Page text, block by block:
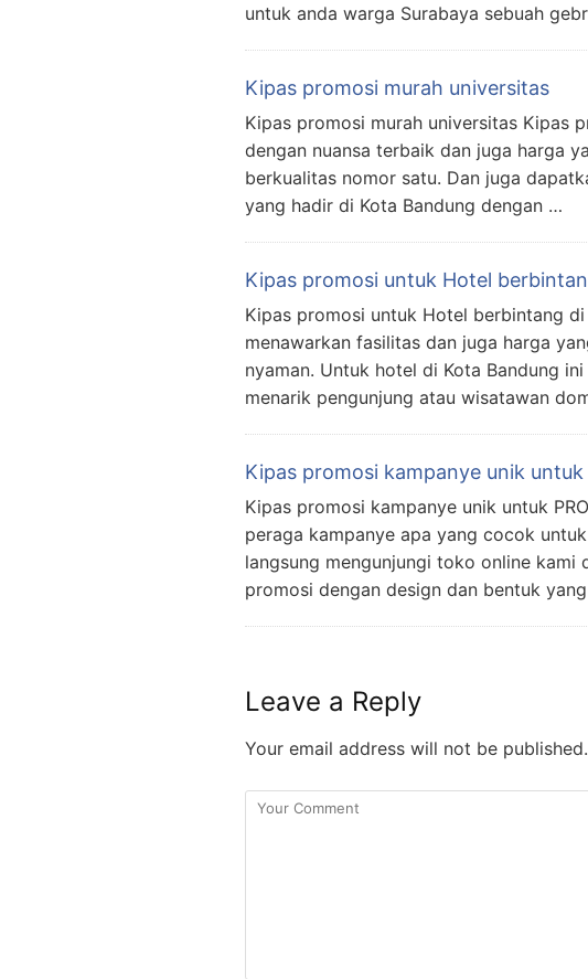
untuk anda warga Surabaya sebuah
Kipas promosi murah universitas
Kipas promosi murah universitas Kipas
dengan nuansa terbaik dan juga harga
berkualitas nomor satu. Dan juga
yang hadir di Kota Bandung dengan …
Kipas promosi untuk Hotel
Kipas promosi untuk Hotel berbintang
menawarkan fasilitas dan juga harga
nyaman. Untuk hotel di Kota Bandung
menarik pengunjung atau wisatawan
Kipas promosi kampanye unik untuk
Kipas promosi kampanye unik untuk
peraga kampanye apa yang cocok
langsung mengunjungi toko online
promosi dengan design dan bentuk
Leave a Reply
Your email address will not be published.